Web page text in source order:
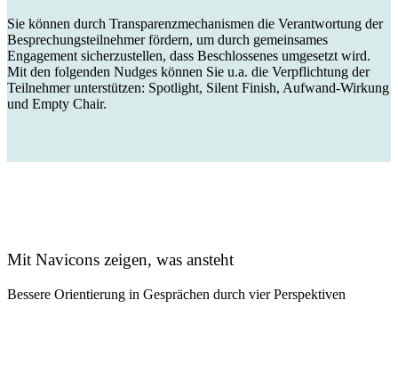
Sie können durch Transparenzmechanismen die Verantwortung der
Besprechungsteilnehmer fördern, um durch gemeinsames
Engagement sicherzustellen, dass Beschlossenes umgesetzt wird.
Mit den folgenden Nudges können Sie u.a. die Verpflichtung der
Teilnehmer unterstützen: Spotlight, Silent Finish, Aufwand-Wirkung
und Empty Chair.
Mit Navicons zeigen, was ansteht
Bessere Orientierung in Gesprächen durch vier Perspektiven